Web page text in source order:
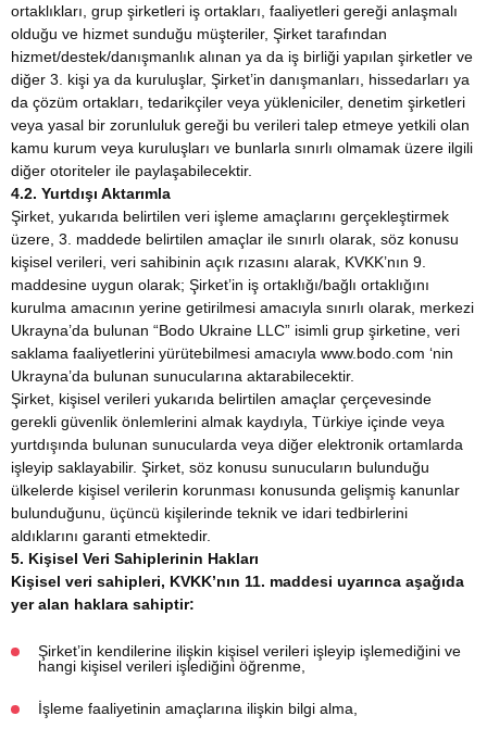
ortaklıkları, grup şirketleri iş ortakları, faaliyetleri gereği anlaşmalı
olduğu ve hizmet sunduğu müşteriler, Şirket tarafından
hizmet/destek/danışmanlık alınan ya da iş birliği yapılan şirketler ve
diğer 3. kişi ya da kuruluşlar, Şirket’in danışmanları, hissedarları ya
da çözüm ortakları, tedarikçiler veya yükleniciler, denetim şirketleri
veya yasal bir zorunluluk gereği bu verileri talep etmeye yetkili olan
kamu kurum veya kuruluşları ve bunlarla sınırlı olmamak üzere ilgili
diğer otoriteler ile paylaşabilecektir.
4.2. Yurtdışı Aktarımla
Şirket, yukarıda belirtilen veri işleme amaçlarını gerçekleştirmek
üzere, 3. maddede belirtilen amaçlar ile sınırlı olarak, söz konusu
kişisel verileri, veri sahibinin açık rızasını alarak, KVKK’nın 9.
maddesine uygun olarak; Şirket’in iş ortaklığı/bağlı ortaklığını
kurulma amacının yerine getirilmesi amacıyla sınırlı olarak, merkezi
Ukrayna’da bulunan “Bodo Ukraine LLC” isimli grup şirketine, veri
saklama faaliyetlerini yürütebilmesi amacıyla www.bodo.com ‘nin
Ukrayna’da bulunan sunucularına aktarabilecektir.
Şirket, kişisel verileri yukarıda belirtilen amaçlar çerçevesinde
gerekli güvenlik önlemlerini almak kaydıyla, Türkiye içinde veya
yurtdışında bulunan sunucularda veya diğer elektronik ortamlarda
işleyip saklayabilir. Şirket, söz konusu sunucuların bulunduğu
ülkelerde kişisel verilerin korunması konusunda gelişmiş kanunlar
bulunduğunu, üçüncü kişilerinde teknik ve idari tedbirlerini
aldıklarını garanti etmektedir.
5. Kişisel Veri Sahiplerinin Hakları
Kişisel veri sahipleri, KVKK’nın 11. maddesi uyarınca aşağıda
yer alan haklara sahiptir:
Şirket’in kendilerine ilişkin kişisel verileri işleyip işlemediğini ve
hangi kişisel verileri işlediğini öğrenme,
İşleme faaliyetinin amaçlarına ilişkin bilgi alma,